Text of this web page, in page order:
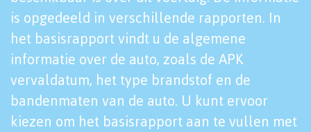
is opgedeeld in verschillende rapporten. In
het basisrapport vindt u de algemene
informatie over de auto, zoals de APK
vervaldatum, het type brandstof en de
bandenmaten van de auto. U kunt ervoor
kiezen om het basisrapport aan te vullen met